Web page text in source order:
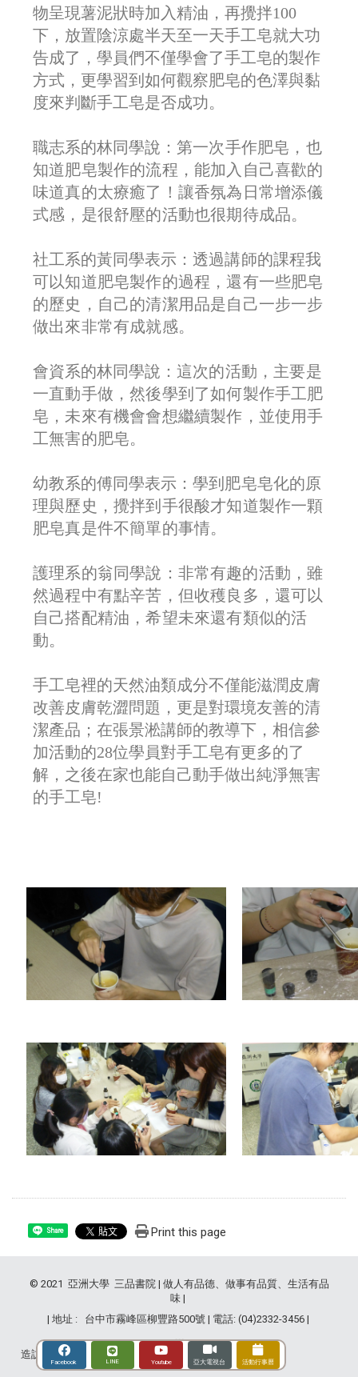
Facebook LINE Youtube 亞大電視台 活動行事曆
物呈現薯泥狀時加入精油，再攪拌100
下，放置陰涼處半天至一天手工皂就大功
告成了，學員們不僅學會了手工皂的製作
方式，更學習到如何觀察肥皂的色澤與黏
度來判斷手工皂是否成功。
職志系的林同學說： 第一次手作肥皂，也
知道肥皂製作的流程，能加入自己喜歡的
味道真的太療癒了！讓香氛為日常增添儀
式感，是很舒壓的活動也很期待成品。
社工系的黃同學表示： 透過講師的課程我
可以知道肥皂製作的過程，還有一些肥皂
的歷史，自己的清潔用品是自己一步一步
做出來非常有成就感。
會資系的林同學說： 這次的活動，主要是
一直動手做，然後學到了如何製作手工肥
皂，未來有機會會想繼續製作，並使用手
工無害的肥皂。
幼教系的傅同學表示： 學到肥皂皂化的原
理與歷史，攪拌到手很酸才知道製作一顆
肥皂真是件不簡單的事情。
護理系的翁同學說 ： 非常有趣的活動，雖
然過程中有點辛苦，但收穫良多，還可以
自己搭配精油，希望未來還有類似的活
動。
手工皂裡的天然油類成分不僅能滋潤皮膚
改善皮膚乾澀問題，更是對環境友善的清
潔產品；在張景淞講師的教導下， 相信參
加活動的28位學員對手工皂有更多的了
解，之後在家也能自己動手做出純淨無害
的手工皂!
Share Print this page
© 2021 亞洲大學 三品書院 | 做人有品德、做事有品質、生活有品
味 |
| 地址 : 台中市霧峰區柳豐路500號 | 電話: (04)2332-3456 |
造訪人次 : 2842278